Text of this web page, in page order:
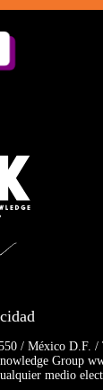
/ México D.F. /
Group
medio